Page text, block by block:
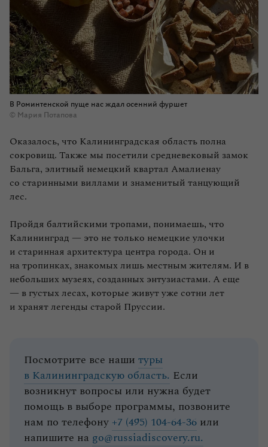
В Роминтенской пуще нас ждал осенний фуршет
© Мария Потапова
Оказалось, что Калининградская область полна
сокровищ. Также мы посетили средневековый замок
Бальга, элитный немецкий квартал Амалиенау
со старинными виллами и знаменитый танцующий
лес.
Пройдя балтийскими тропами, понимаешь, что
Калининград — это не только немецкие улочки
и старинная архитектура центра города. Он и
на тропинках, знакомых лишь местным жителям. И в
небольших музеях, созданных энтузиастами. А еще
— в густых лесах, которые живут уже сотни лет
и хранят легенды старой Пруссии.
Посмотрите все наши туры
в Калининградскую область. Если
возникнут вопросы или нужна будет
помощь в выборе программы, позвоните
нам по телефону +7 (495) 104-64-36 или
напишите на go@russiadiscovery.ru.